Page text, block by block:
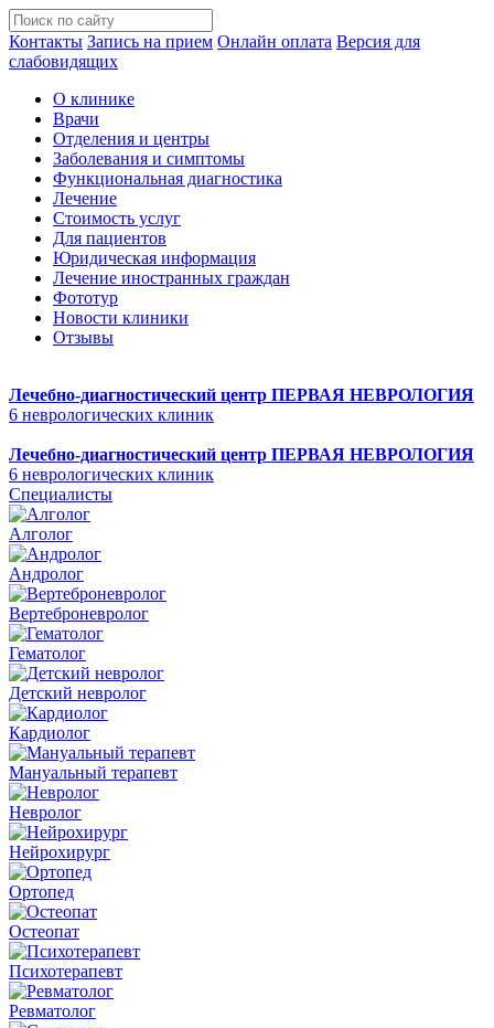
Контакты Запись на прием Онлайн оплата Версия для
слабовидящих
О клинике
Врачи
Отделения и центры
Заболевания и симптомы
Функциональная диагностика
Лечение
Стоимость услуг
Для пациентов
Юридическая информация
Лечение иностранных граждан
Фототур
Новости клиники
Отзывы
Лечебно-диагностический центр ПЕРВАЯ НЕВРОЛОГИЯ
6 неврологических клиник
Лечебно-диагностический центр ПЕРВАЯ НЕВРОЛОГИЯ
6 неврологических клиник
Специалисты
Алголог
Андролог
Вертеброневролог
Гематолог
Детский невролог
Кардиолог
Мануальный терапевт
Невролог
Нейрохирург
Ортопед
Остеопат
Психотерапевт
Ревматолог